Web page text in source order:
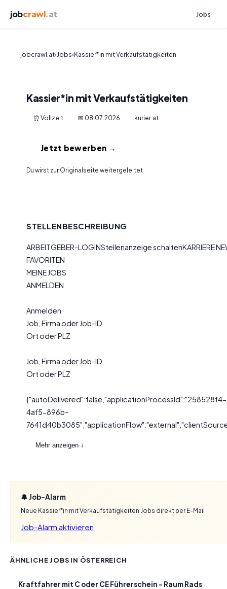
jobcrawl.at Jobs
jobcrawl.at›Jobs›Kassier*in mit Verkaufstätigkeiten
Kassier*in mit Verkaufstätigkeiten
⏰ Vollzeit 📅 08.07.2026 kurier.at
Jetzt bewerben →
Du wirst zur Originalseite weitergeleitet
STELLENBESCHREIBUNG
ARBEITGEBER-LOGINStellenanzeige schaltenKARRIERE
FAVORITEN
MEINE JOBS
ANMELDEN
Anmelden
Job, Firma oder Job-ID
Ort oder PLZ
Job, Firma oder Job-ID
Ort oder PLZ
4af5-896b-
Mehr anzeigen ↓
🔔 Job-Alarm
Neue Kassier*in mit Verkaufstätigkeiten Jobs direkt per E-Mail
Job-Alarm aktivieren
ÄHNLICHE JOBS IN ÖSTERREICH
Kraftfahrer mit C oder CE Führerschein – Raum Rads